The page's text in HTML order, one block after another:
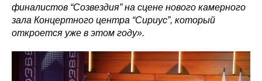
финалистов “Созвездия” на сцене нового камерного
зала Концертного центра “Сириус”, который
откроется уже в этом году».